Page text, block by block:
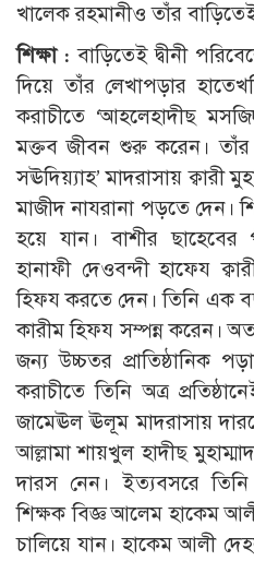
খালেক রহমানীও তাঁর
শিক্ষা : বাড়িতেই দ্বীনী
দিয়ে তাঁর লেখাপড়ার
করাচীতে ‘আহলেহাদীছ মসজিদ
মক্তব জীবন শুরু করেন।
সঊদিয়্যাহ’ মাদরাসায় ক্বারী
মাজীদ নাযরানা পড়তে দেন।
হয়ে যান। বাশীর ছাহেবের
হানাফী দেওবন্দী হাফেয
হিফয করতে দেন। তিনি এক
কারীম হিফয সম্পন্ন করেন।
জন্য উচ্চতর প্রাতিষ্ঠানিক
করাচীতে তিনি অত্র
জামেঊল ঊলূম মাদরাসায়
আল্লামা শায়খুল হাদীছ
দারস নেন। ইত্যবসরে তিনি
শিক্ষক বিজ্ঞ আলেম হাকেম
চালিয়ে যান। হাকেম আলী